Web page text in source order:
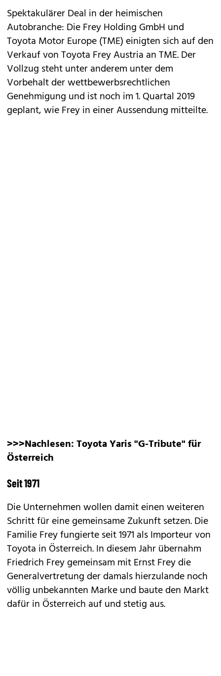
Spektakulärer Deal in der heimischen
Autobranche: Die Frey Holding GmbH und
Toyota Motor Europe (TME) einigten sich auf den
Verkauf von Toyota Frey Austria an TME. Der
Vollzug steht unter anderem unter dem
Vorbehalt der wettbewerbsrechtlichen
Genehmigung und ist noch im 1. Quartal 2019
geplant, wie Frey in einer Aussendung mitteilte.
>>>Nachlesen:Toyota Yaris "G-Tribute" für
Österreich
Seit 1971
Die Unternehmen wollen damit einen weiteren
Schritt für eine gemeinsame Zukunft setzen. Die
Familie Frey fungierte seit 1971 als Importeur von
Toyota in Österreich. In diesem Jahr übernahm
Friedrich Frey gemeinsam mit Ernst Frey die
Generalvertretung der damals hierzulande noch
völlig unbekannten Marke und baute den Markt
dafür in Österreich auf und stetig aus.